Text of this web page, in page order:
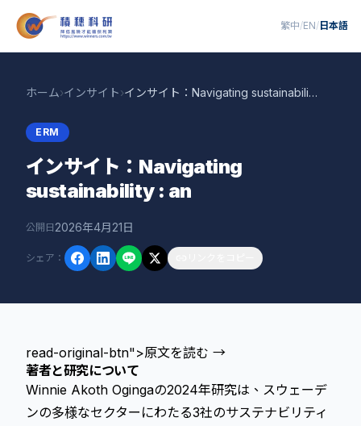
繁中/EN/ 日本語
ホーム›インサイト› インサイト：Navigating sustainability : an
ERM
インサイト：Navigating
sustainability : an
公開日 2026年4月21日
シェア ：
read-original-btn">原文を読む →
著者と研究について
Winnie Akoth Ogingaの2024年研究は、スウェーデ
ンの多様なセクターにわたる3社のサステナビリティ